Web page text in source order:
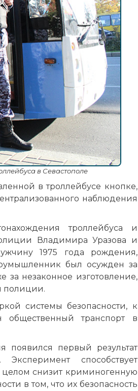
в Севастополе
в троллейбусе кнопке,
наблюдения
троллейбуса и
Владимира Уразова и
1975 года рождения,
был осужден за
незаконное изготовление,
полиции.
системы безопасности, к
транспорт в
появился первый результат
способствует
снизит криминогенную
в том, что их безопасность